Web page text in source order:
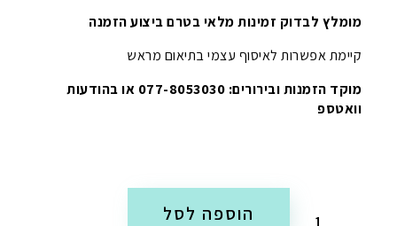
מומלץ לבדוק זמינות מלאי בטרם ביצוע הזמנה
קיימת אפשרות לאיסוף עצמי בתיאום מראש
מוקד הזמנות ובירורים: 077-8053030 או בהודעות
וואטספ
הוספה לסל